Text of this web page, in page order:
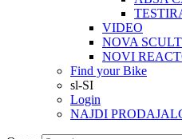
VIDEO
NOVA
NOVI
Find your Bike
sl-SI
Login
NAJDI